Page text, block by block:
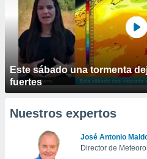
Este sábado una tormenta
fuertes
Nuestros expertos
José Antonio
Director de